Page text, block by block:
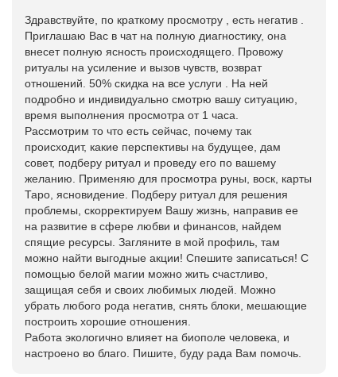
Здравствуйте, по краткому просмотру , есть негатив .
Приглашаю Вас в чат на полную диагностику, она
внесет полную ясность происходящего. Провожу
ритуалы на усиление и вызов чувств, возврат
отношений. 50% скидка на все услуги . На ней
подробно и индивидуально смотрю вашу ситуацию,
время выполнения просмотра от 1 часа.
Рассмотрим то что есть сейчас, почему так
происходит, какие перспективы на будущее, дам
совет, подберу ритуал и проведу его по вашему
желанию. Применяю для просмотра руны, воск, карты
Таро, ясновидение. Подберу ритуал для решения
проблемы, скорректируем Вашу жизнь, направив ее
на развитие в сфере любви и финансов, найдем
спящие ресурсы. Загляните в мой профиль, там
можно найти выгодные акции! Спешите записаться! С
помощью белой магии можно жить счастливо,
защищая себя и своих любимых людей. Можно
убрать любого рода негатив, снять блоки, мешающие
построить хорошие отношения.
Работа экологично влияет на биополе человека, и
настроено во благо. Пишите, буду рада Вам помочь.